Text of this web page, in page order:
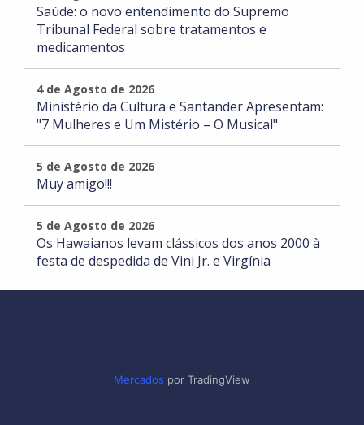
Saúde: o novo entendimento do Supremo
Tribunal Federal sobre tratamentos e
medicamentos
4 de Agosto de 2026
Ministério da Cultura e Santander Apresentam:
"7 Mulheres e Um Mistério – O Musical"
5 de Agosto de 2026
Muy amigo!!!
5 de Agosto de 2026
Os Hawaianos levam clássicos dos anos 2000 à
festa de despedida de Vini Jr. e Virgínia
Mercados por TradingView